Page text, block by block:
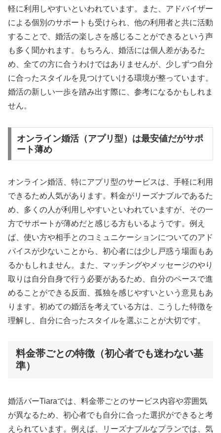
軽に利用しやすいといわれています。また、アドバイザー
による個別のサポートも受けられ、他の利用者と共に活動
することで、婚活の楽しさを感じることができるという声
も多く聞かれます。もちろん、婚活には個人差があるた
め、全ての方に合うわけではありませんが、少しずつ自分
に合ったスタイルを見つけていける環境が整っています。
婚活の新しい一歩を踏み出す際に、参考になるかもしれま
せん。
オンライン婚活（アプリ型）は最安値だがサポ
ート薄め
オンライン婚活、特にアプリ型のサービスは、手軽に利用
できるため人気があります。料金がリーズナブルであるた
め、多くの人が利用しやすいといわれていますが、その一
方でサポートが薄めだと感じる方もいるようです。例え
ば、使い方や相手とのコミュニケーションについてのアド
バイスが少ないことから、初心者には少し戸惑う場面もあ
るかもしれません。また、マッチングやメッセージのやり
取りは自分自身で行う必要があるため、自分のペースで進
めることができる反面、孤独を感じやすいという意見もあ
ります。初めての婚活を考えている方は、こうした特徴を
理解し、自分に合ったスタイルを選ぶことが大切です。
料金帯ごとの特徴（初心者でも迷わない基
準）
婚活バーTiaraでは、料金帯ごとのサービス内容や雰囲気
が異なるため、初心者でも自分に合った選択ができると考
えられています。例えば、リーズナブルなプランでは、気